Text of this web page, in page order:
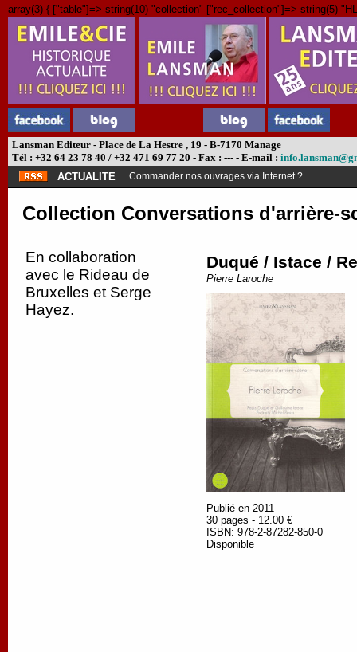
array(3) { ["table"]=> string(10) "collection" ["rec_collection"]=> string(5)
Lansman Editeur - Place de La Hestre , 19 - B-7170 Manage
Tél : +32 64 23 78 40 / +32 471 69 77 20 - Fax : --- - E-mail :
ACTUALITE
Commander nos ouvrages via Internet ?
Collection Conversations d'arrière-
En collaboration
avec le Rideau de
Bruxelles et Serge
Hayez.
Duqué / Istace /
Pierre Laroche
Publié en 2011
30 pages - 12.00 €
ISBN: 978-2-87282-850-0
Disponible